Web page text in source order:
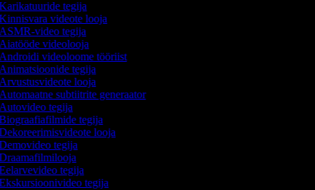
tegija
videote looja
video tegija
videolooja
videoloome tööriist
tegija
looja
subtiitrite generaator
tegija
tegija
looja
tegija
tegija
tegija